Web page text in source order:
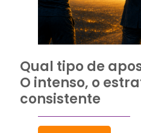
Qual tipo de
O intenso, o
consistente